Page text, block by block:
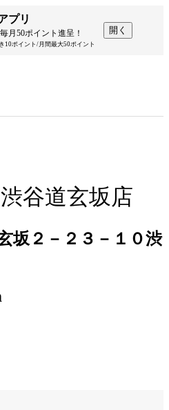
プリ
月50ポイント進呈！
10ポイント/月間最大50ポイント
開く
谷道玄坂店
坂２－２３－１０渋
く！
く！